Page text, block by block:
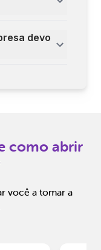
devo
como abrir
você a tomar a